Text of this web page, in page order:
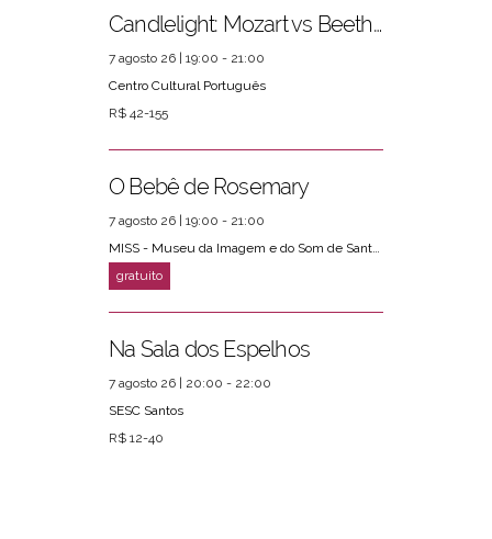
Candlelight: Mozart vs Beethoven
7 agosto 26 | 19:00 - 21:00
Centro Cultural Português
R$ 42-155
O Bebê de Rosemary
7 agosto 26 | 19:00 - 21:00
MISS - Museu da Imagem e do Som de Santos
Na Sala dos Espelhos
7 agosto 26 | 20:00 - 22:00
SESC Santos
R$ 12-40